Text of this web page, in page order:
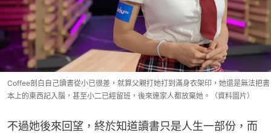
Coffee剖白自己讀書從小已很差，就算父親打她打到滿身衣架印，她還是無法把書
本上的東西記入腦，甚至小二已經留班，後來連家人都放棄她。（資料圖片）
不過她後來回望，終於知道讀書只是人生一部份，而